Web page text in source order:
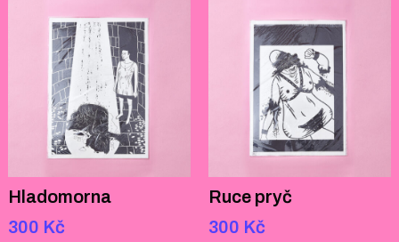
Hladomorna
300 Kč
Ruce pryč
300 Kč